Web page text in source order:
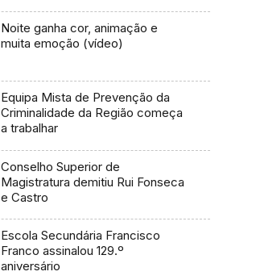
Noite ganha cor, animação e
muita emoção (vídeo)
Equipa Mista de Prevenção da
Criminalidade da Região começa
a trabalhar
Conselho Superior de
Magistratura demitiu Rui Fonseca
e Castro
Escola Secundária Francisco
Franco assinalou 129.º
aniversário